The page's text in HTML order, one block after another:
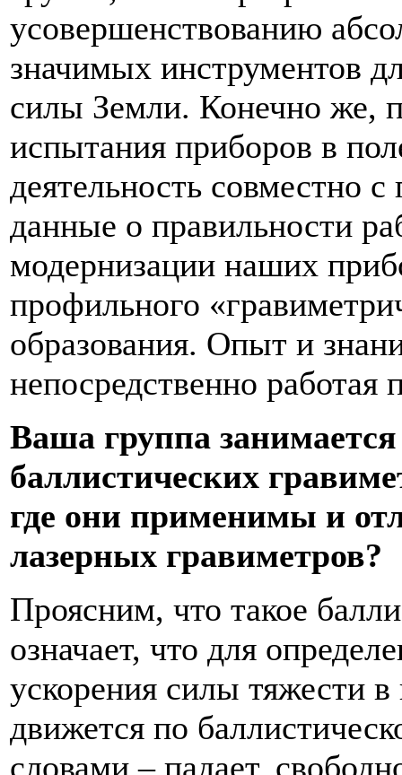
усовершенствованию
значимых инструментов
силы Земли. Конечно же,
испытания приборов в
деятельность совместно
данные о правильности
модернизации наших
профильного
образования. Опыт и
непосредственно
Ваша группа
баллистических
где они применимы и
лазерных гравиметров?
Проясним, что такое
означает, что для
ускорения силы тяжести
движется по
словами – падает,